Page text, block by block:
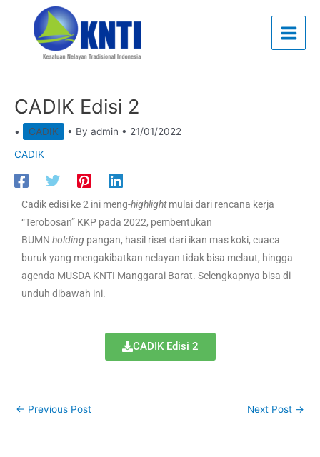
CADIK Edisi 2
• CADIK • By admin • 21/01/2022
CADIK
Cadik edisi ke 2 ini meng-highlightmulai dari rencana kerja
“Terobosan” KKP pada 2022, pembentukan
BUMN holding pangan, hasil riset dari ikan mas koki, cuaca
buruk yang mengakibatkan nelayan tidak bisa melaut, hingga
agenda MUSDA KNTI Manggarai Barat. Selengkapnya bisa di
unduh dibawah ini.
CADIK Edisi 2
← Previous Post Next Post →